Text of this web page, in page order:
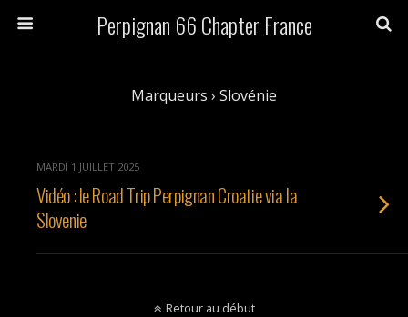
Perpignan 66 Chapter France
Marqueurs › Slovénie
MARDI 1 JUILLET 2025
Vidéo : le Road Trip Perpignan Croatie via la
Slovenie
Retour au début